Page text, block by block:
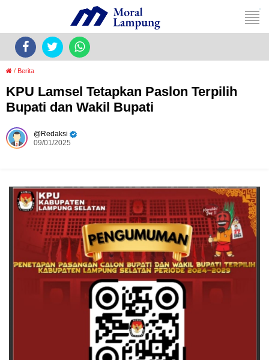
/ Berita
KPU Lamsel Tetapkan Paslon Terpilih
Bupati dan Wakil Bupati
Redaksi
09/01/2025